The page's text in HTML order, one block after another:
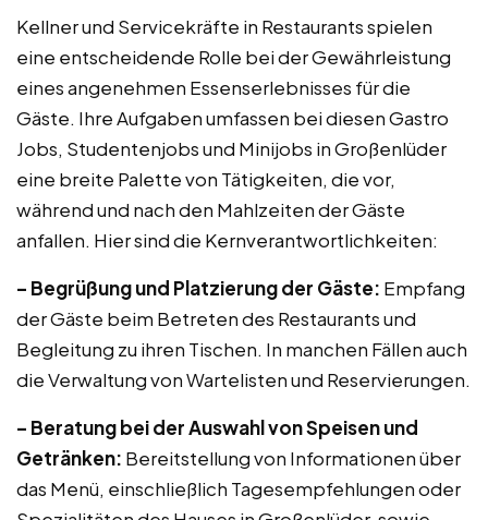
Kellner und Servicekräfte in Restaurants spielen
eine entscheidende Rolle bei der Gewährleistung
eines angenehmen Essenserlebnisses für die
Gäste. Ihre Aufgaben umfassen bei diesen Gastro
Jobs, Studentenjobs und Minijobs in Großenlüder
eine breite Palette von Tätigkeiten, die vor,
während und nach den Mahlzeiten der Gäste
anfallen. Hier sind die Kernverantwortlichkeiten:
– Begrüßung und Platzierung der Gäste: Empfang
der Gäste beim Betreten des Restaurants und
Begleitung zu ihren Tischen. In manchen Fällen auch
die Verwaltung von Wartelisten und Reservierungen.
– Beratung bei der Auswahl von Speisen und
Getränken: Bereitstellung von Informationen über
das Menü, einschließlich Tagesempfehlungen oder